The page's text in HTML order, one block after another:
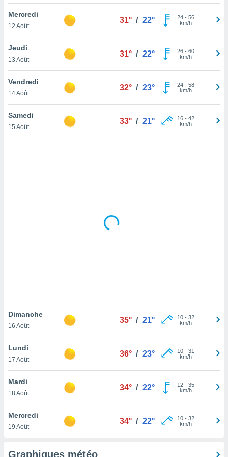
votre
à
en
le
notre
que
et que
Mercredi
12 Août
31° / 22° 24- 56
km/h
Jeudi
13 Août
31° / 22° 26- 60
km/h
Vendredi
14 Août
32° / 23° 24- 58
km/h
Samedi
15 Août
33° / 21° 16- 42
km/h
Dimanche
16 Août
35° / 21° 10- 32
km/h
Lundi
17 Août
36° / 23° 10- 31
km/h
Mardi
18 Août
34° / 22° 12- 35
km/h
Mercredi
19 Août
34° / 22° 10- 32
km/h
Graphiques météo